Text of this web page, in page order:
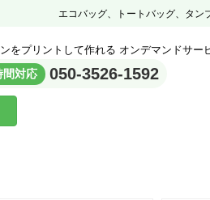
エコバッグ、トートバッグ、タン
をプリントして作れる オンデマンドサー
間対応 050-3526-1592